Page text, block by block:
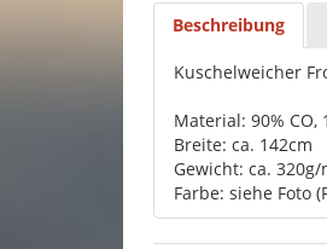
Beschreibung
Kuschelweicher
Material: 90% CO,
Breite: ca. 142cm
Gewicht: ca. 320g/
Farbe: siehe Foto